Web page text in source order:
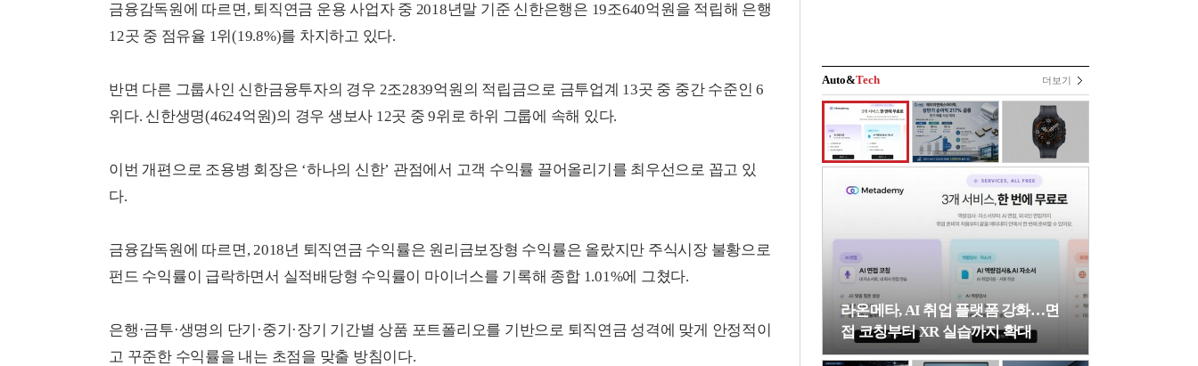
금융감독원에 따르면, 퇴직연금 운용 사업자 중 2018년말 기준 신한은행은 19조640억원을 적립해 은행
12곳 중 점유율 1위(19.8%)를 차지하고 있다.
반면 다른 그룹사인 신한금융투자의 경우 2조2839억원의 적립금으로 금투업계 13곳 중 중간 수준인 6
위다. 신한생명(4624억원)의 경우 생보사 12곳 중 9위로 하위 그룹에 속해 있다.
이번 개편으로 조용병 회장은 ‘하나의 신한’ 관점에서 고객 수익률 끌어올리기를 최우선으로 꼽고 있
다.
금융감독원에 따르면, 2018년 퇴직연금 수익률은 원리금보장형 수익률은 올랐지만 주식시장 불황으로
펀드 수익률이 급락하면서 실적배당형 수익률이 마이너스를 기록해 종합 1.01%에 그쳤다.
은행·금투·생명의 단기·중기·장기 기간별 상품 포트폴리오를 기반으로 퇴직연금 성격에 맞게 안정적이
고 꾸준한 수익률을 내는 초점을 맞출 방침이다.
Auto&Tech 더보기
라온메타, AI 취업 플랫폼 강화…면
접 코칭부터 XR 실습까지 확대